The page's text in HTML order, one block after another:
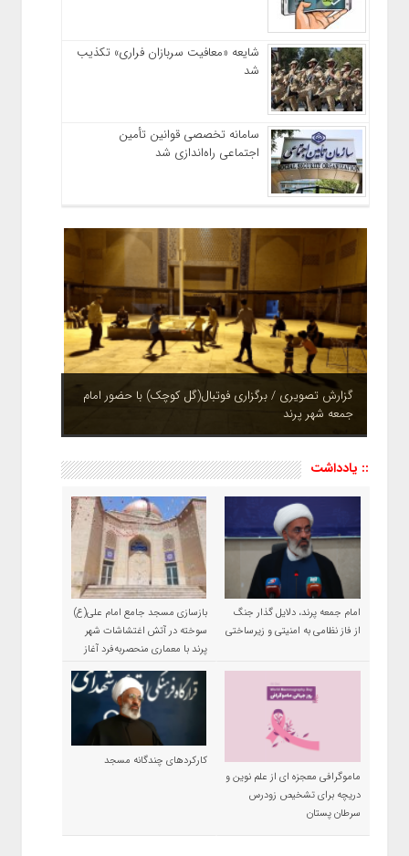
شایعه «معافیت سربازان فراری» تکذیب
شد
سامانه تخصصی قوانین تأمین
اجتماعی راه‌اندازی شد
چشم نوازی بوستان های شهر پرند در فصل بهار + تصاویر
:: یادداشت
امام جمعه پرند، دلایل گذار جنگ
از فاز نظامی به امنیتی و زیرساختی
بازسازی مسجد جامع امام علی(ع)
سوخته در آتش اغتشاشات شهر
پرند با معماری منحصربه‌فرد آغاز
شد
ماموگرافی معجزه ای از علم نوین و
دریچه برای تشخیص زودرس
سرطان پستان
کارکردهای چندگانه مسجد